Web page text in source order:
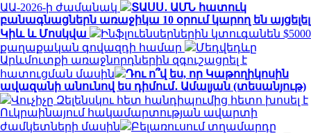
ԱԱ-2026-ի ժամանակ
ՏԱՍՍ․ ԱՄՆ հատուկ
բանագնացներն առաջիկա 10 օրում կարող են այցելել
Կիև և Մոսկվա
Ինֆլուենսերներին կտուգանեն $5000
քաղաքական գովազդի համար
Մեդվեդևը
Արևմուտքի առաջնորդներին զգուշացրել է
հատուցման մասին
Դու ո՞վ ես, որ Կաթողիկոսին
ավազանի անունով ես դիմում․ Ամալյան (տեսանյութ)
Վուչիչը Զելենսկու հետ հանդիպումից հետո խոսել է
Ուկրաինայում հակամարտության ավարտի
ժամկետների մասին
Բելառուսում տղամարդը